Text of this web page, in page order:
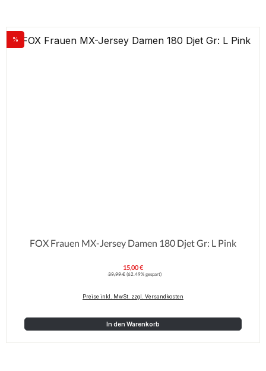
Rabatt
%
FOX Frauen MX-Jersey Damen 180 Djet Gr: L Pink
Verkaufspreis:
15,00 €
Regulärer Preis:
39,99 € (62.49% gespart)
Preise inkl. MwSt. zzgl. Versandkosten
In den Warenkorb